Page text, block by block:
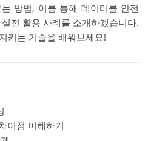
방법, 이를 통해 데이터를 안전
전 활용 사례를 소개하겠습니다.
키는 기술을 배워보세요!
이점 이해하기